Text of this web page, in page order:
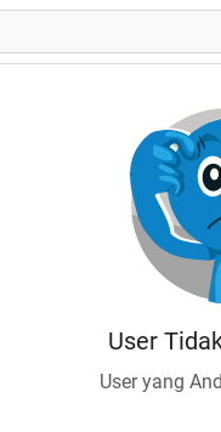
User
User yang